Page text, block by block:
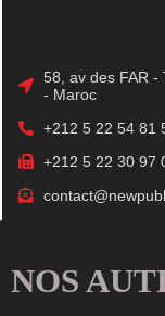
58, av des FAR -
- Maroc
+212 5 22 54 81
+212 5 22 30 97
NOS